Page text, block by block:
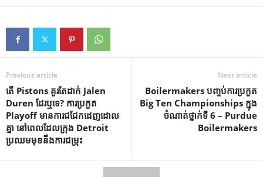
Previous article
តើ Pistons គួរតែដាក់ Jalen
Duren ដែរឬទេ? ការប្រកួត
Playoff មានការជជែកដេញដោល
គ្នា នៅពេលដែលក្រុង Detroit
ប្រឈមមុខនឹងការជម្រុះ
Next article
Boilermakers បញ្ចប់ការប្រកួត
Big Ten Championships ក្នុង
ចំណាត់ថ្នាក់ទី 6 – Purdue
Boilermakers